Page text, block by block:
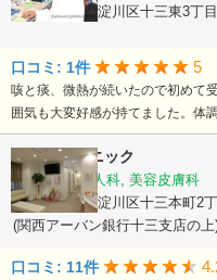
大阪府大阪市淀川区十三東3丁
口コミ: 1件 5
咳と痰、微熱が続いたので初めて
囲気も大変好感が持てました。体
ちはるクリニック
産婦人科, 婦人科, 美容皮膚科
大阪府大阪市淀川区十三本町2
(関西アーバン銀行十三支店の上
口コミ: 11件